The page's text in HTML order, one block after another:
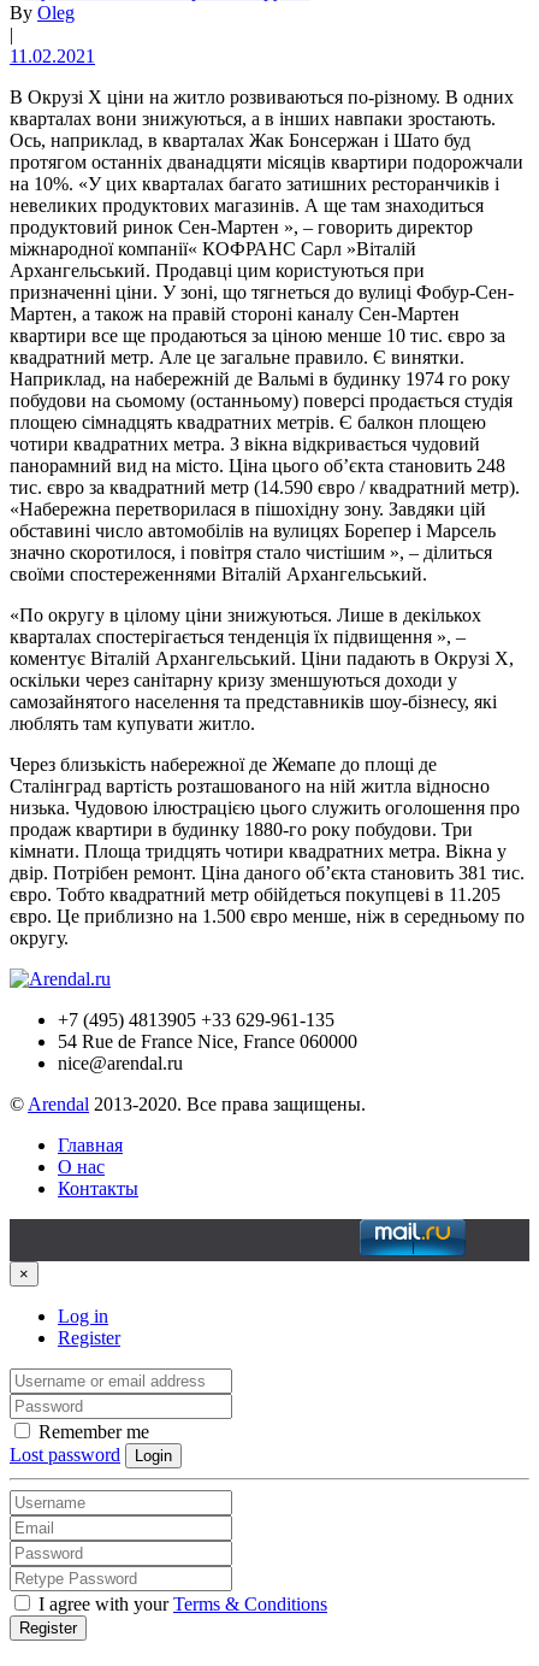
By Oleg
|
11.02.2021
В Окрузі X ціни на житло розвиваються по-різному. В одних
кварталах вони знижуються, а в інших навпаки зростають.
Ось, наприклад, в кварталах Жак Бонсержан і Шато буд
протягом останніх дванадцяти місяців квартири подорожчали
на 10%. «У цих кварталах багато затишних ресторанчиків і
невеликих продуктових магазинів. А ще там знаходиться
продуктовий ринок Сен-Мартен », – говорить директор
міжнародної компанії« КОФРАНС Сарл »Віталій
Архангельський. Продавці цим користуються при
призначенні ціни. У зоні, що тягнеться до вулиці Фобур-Сен-
Мартен, а також на правій стороні каналу Сен-Мартен
квартири все ще продаються за ціною менше 10 тис. євро за
квадратний метр. Але це загальне правило. Є винятки.
Наприклад, на набережній де Вальмі в будинку 1974 го року
побудови на сьомому (останньому) поверсі продається студія
площею сімнадцять квадратних метрів. Є балкон площею
чотири квадратних метра. З вікна відкривається чудовий
панорамний вид на місто. Ціна цього об’єкта становить 248
тис. євро за квадратний метр (14.590 євро / квадратний метр).
«Набережна перетворилася в пішохідну зону. Завдяки цій
обставині число автомобілів на вулицях Борепер і Марсель
значно скоротилося, і повітря стало чистішим », – ділиться
своїми спостереженнями Віталій Архангельський.
«По округу в цілому ціни знижуються. Лише в декількох
кварталах спостерігається тенденція їх підвищення », –
коментує Віталій Архангельський. Ціни падають в Окрузі X,
оскільки через санітарну кризу зменшуються доходи у
самозайнятого населення та представників шоу-бізнесу, які
люблять там купувати житло.
Через близькість набережної де Жемапе до площі де
Сталінград вартість розташованого на ній житла відносно
низька. Чудовою ілюстрацією цього служить оголошення про
продаж квартири в будинку 1880-го року побудови. Три
кімнати. Площа тридцять чотири квадратних метра. Вікна у
двір. Потрібен ремонт. Ціна даного об’єкта становить 381 тис.
євро. Тобто квадратний метр обійдеться покупцеві в 11.205
євро. Це приблизно на 1.500 євро менше, ніж в середньому по
округу.
+7 (495) 4813905 +33 629-961-135
54 Rue de France Nice, France 060000
nice@arendal.ru
© Arendal 2013-2020. Все права защищены.
Главная
О нас
Контакты
×
Log in
Register
Remember me
Lost password
Login
I agree with yourTerms & Conditions
Register